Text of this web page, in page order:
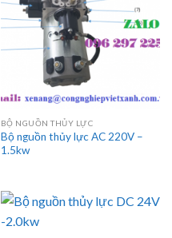
BỘ NGUỒN THỦY LỰC
Bộ nguồn thủy lực AC 220V –
1.5kw